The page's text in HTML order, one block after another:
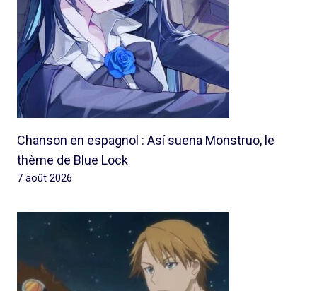
Chanson en espagnol : Así suena Monstruo, le
thème de Blue Lock
7 août 2026